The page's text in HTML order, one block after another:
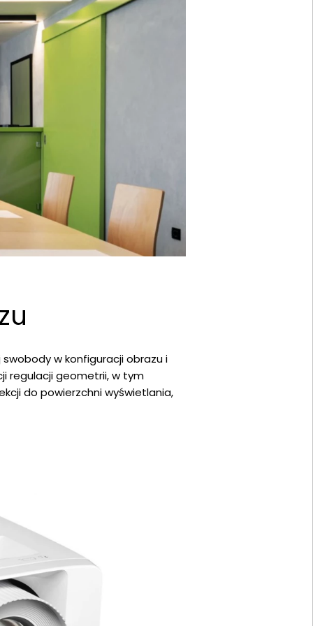
w konfiguracji obrazu i
regulacji geometrii, w tym
do powierzchni wyświetlania,